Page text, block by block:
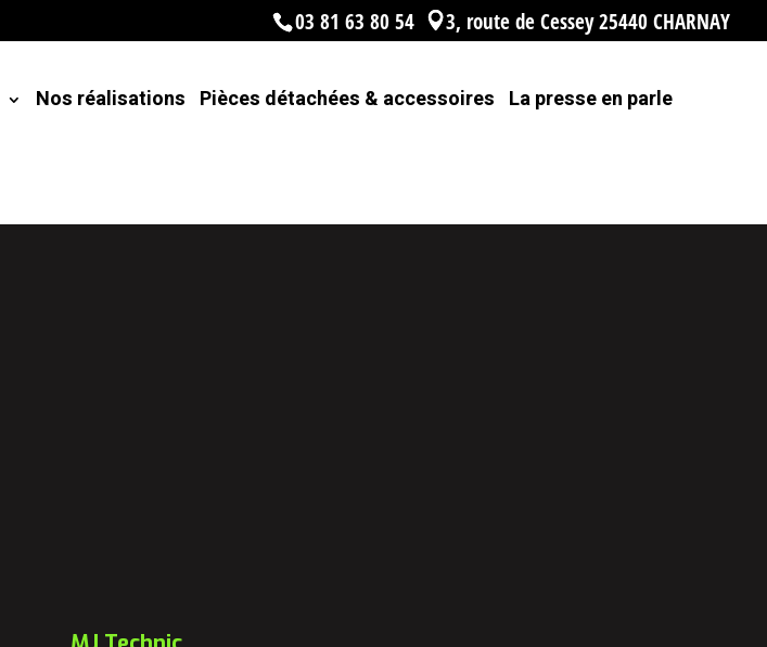
03 81 63 80 54 3, route de Cessey 25440 CHARNAY
Nos réalisations Pièces détachées & accessoires La presse en parle